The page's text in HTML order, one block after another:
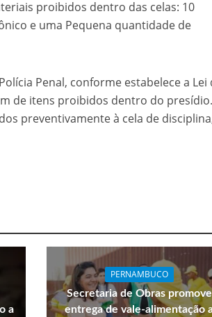
proibidos dentro das celas: 10
e uma Pequena quantidade de
Penal, conforme estabelece a Lei
de itens proibidos dentro do presídio.
preventivamente à cela de
a
PERNAMBUCO
Secretaria de Obras promove
entrega de vale-alimentação